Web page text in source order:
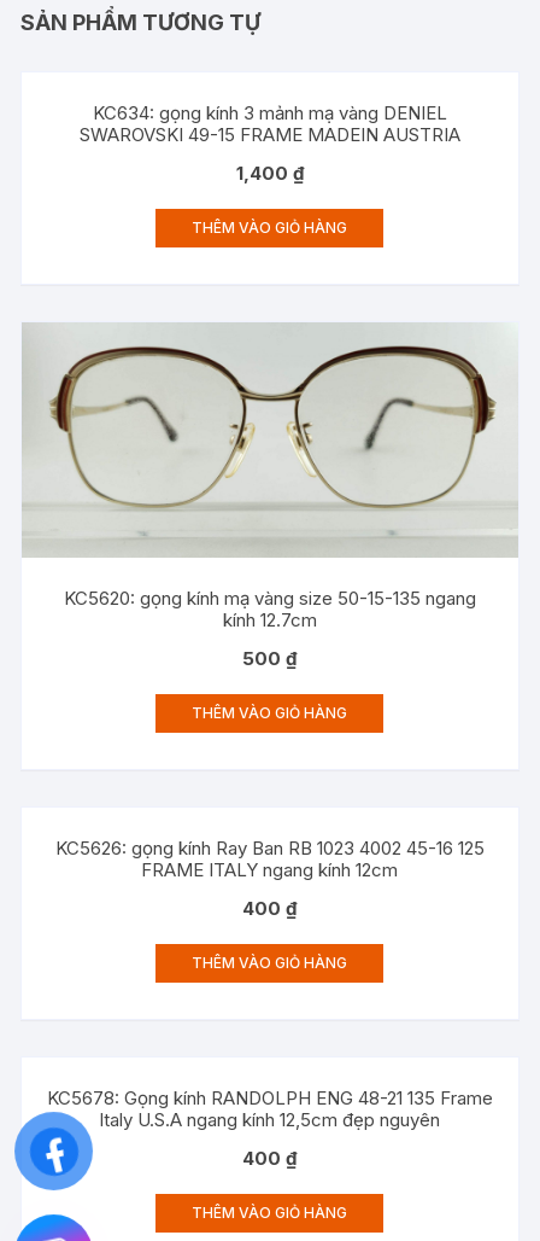
SẢN PHẨM TƯƠNG TỰ
KC634: gọng kính 3 mảnh mạ vàng DENIEL
SWAROVSKI 49-15 FRAME MADEIN AUSTRIA
1,400 ₫
THÊM VÀO GIỎ HÀNG
KC5620: gọng kính mạ vàng size 50-15-135 ngang
kính 12.7cm
500₫
THÊM VÀO GIỎ HÀNG
KC5626: gọng kính Ray Ban RB 1023 4002 45-16 125
FRAME ITALY ngang kính 12cm
400₫
THÊM VÀO GIỎ HÀNG
KC5678: Gọng kính RANDOLPH ENG 48-21 135 Frame
Italy U.S.A ngang kính 12,5cm đẹp nguyên
400₫
THÊM VÀO GIỎ HÀNG